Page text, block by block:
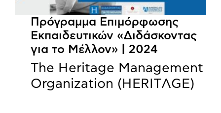
Πρόγραμμα Επιμόρφωσης
Εκπαιδευτικών «Διδάσκοντας
για το Μέλλον» | 2024
The Heritage Management
Organization (HERITΛGΕ)